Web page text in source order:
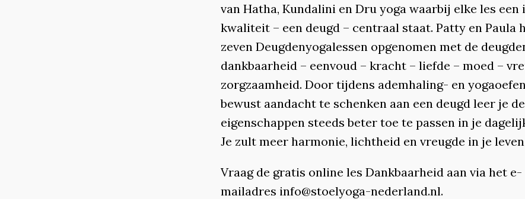
van Hatha, Kundalini en Dru yoga waarbij elke les
kwaliteit – een deugd – centraal staat. Patty en Paula
zeven Deugdenyogalessen opgenomen met de
dankbaarheid – eenvoud – kracht – liefde – moed –
zorgzaamheid. Door tijdens ademhaling- en
bewust aandacht te schenken aan een deugd leer je
eigenschappen steeds beter toe te passen in je
Je zult meer harmonie, lichtheid en vreugde in je
Vraag de gratis online les Dankbaarheid aan via het e-
mailadres info@stoelyoga-nederland.nl.